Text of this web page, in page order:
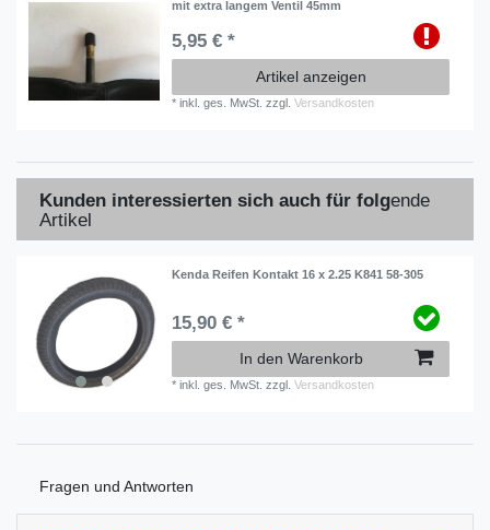
mit extra langem Ventil 45mm
5,95 € *
Artikel anzeigen
*inkl. ges. MwSt. zzgl.Versandkosten
Kunden interessierten sich auch für folgende
Artikel
Kenda Reifen Kontakt 16 x 2.25 K841 58-305
15,90 € *
In den Warenkorb
*inkl. ges. MwSt. zzgl.Versandkosten
Fragen und Antworten